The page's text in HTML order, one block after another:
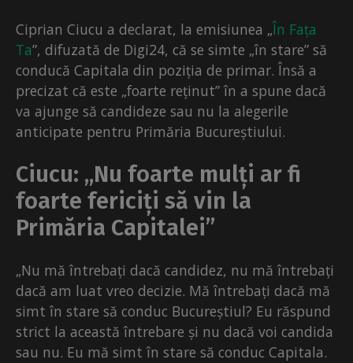
Ciprian Ciucu a declarat, la emisiunea „În Fața
Ta”, difuzată de Digi24, că se simte „în stare” să
conducă Capitala din poziția de primar. Însă a
precizat că este „foarte reținut” în a spune dacă
va ajunge să candideze sau nu la alegerile
anticipate pentru Primăria Bucureștiului.
Ciucu: „Nu foarte mulți ar fi
foarte fericiți să vin la
Primăria Capitalei”
„Nu mă întrebați dacă candidez, nu mă întrebați
dacă am luat vreo decizie. Mă întrebați dacă mă
simt în stare să conduc Bucureștiul? Eu răspund
strict la această întrebare și nu dacă voi candida
sau nu. Eu mă simt în stare să conduc Capitala.